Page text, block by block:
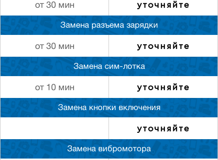
от 30 мин уточняйте
Замена разъема зарядки
от 30 мин уточняйте
Замена сим-лотка
от 10 мин уточняйте
Замена кнопки включения
уточняйте
Замена вибромотора